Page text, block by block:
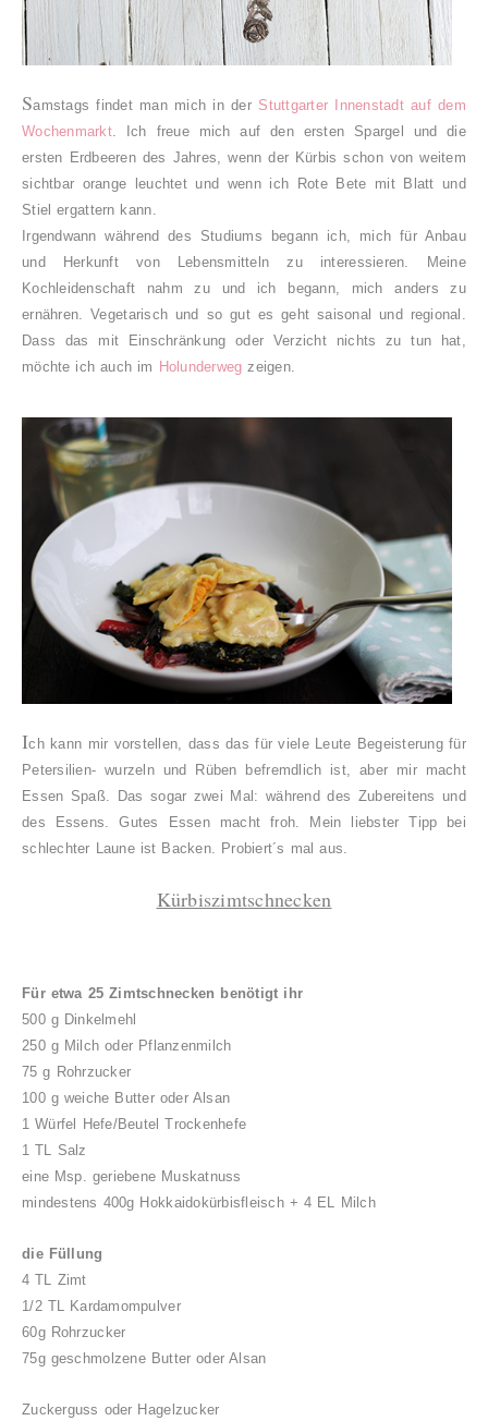
Samstags findet man mich in der Stuttgarter Innenstadt auf dem
Wochenmarkt. Ich freue mich auf den ersten Spargel und die
ersten Erdbeeren des Jahres, wenn der Kürbis schon von weitem
sichtbar orange leuchtet und wenn ich Rote Bete mit Blatt und
Stiel ergattern kann.
Irgendwann während des Studiums begann ich, mich für Anbau
und Herkunft von Lebensmitteln zu interessieren. Meine
Kochleidenschaft nahm zu und ich begann, mich anders zu
ernähren. Vegetarisch und so gut es geht saisonal und regional.
Dass das mit Einschränkung oder Verzicht nichts zu tun hat,
möchte ich auch im Holunderweg zeigen.
Ich kann mir vorstellen, dass das für viele Leute Begeisterung für
Petersilien- wurzeln und Rüben befremdlich ist, aber mir macht
Essen Spaß. Das sogar zwei Mal: während des Zubereitens und
des Essens. Gutes Essen macht froh. Mein liebster Tipp bei
schlechter Laune ist Backen. Probiert´s mal aus.
Kürbiszimtschnecken
Für etwa 25 Zimtschnecken benötigt ihr
500 g Dinkelmehl
250 g Milch oder Pflanzenmilch
75 g Rohrzucker
100 g weiche Butter oder Alsan
1 Würfel Hefe/Beutel Trockenhefe
1 TL Salz
eine Msp. geriebene Muskatnuss
mindestens 400g Hokkaidokürbisfleisch + 4 EL Milch
die Füllung
4 TL Zimt
1/2 TL Kardamompulver
60g Rohrzucker
75g geschmolzene Butter oder Alsan
Zuckerguss oder Hagelzucker